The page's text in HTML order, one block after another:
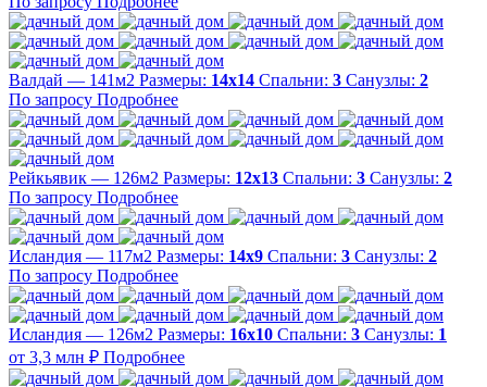
Валдай — 141м2 Размеры: 14х14 Спальни: 3 Санузлы: 2
По запросу Подробнее
Рейкьявик — 126м2 Размеры: 12х13 Спальни: 3 Санузлы: 2
По запросу Подробнее
Исландия — 117м2 Размеры: 14х9 Спальни: 3 Санузлы: 2
По запросу Подробнее
Исландия — 126м2 Размеры: 16х10 Спальни: 3 Санузлы: 1
от 3,3 млн ₽ Подробнее